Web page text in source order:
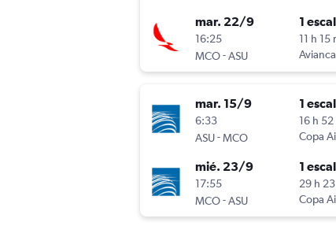
mar. 22/9
16:25
MCO-ASU
1
11 h 15
Avianca
mar. 15/9
6:33
ASU-MCO
1
16 h 52
Copa
mié. 23/9
17:55
MCO-ASU
1
29 h
Copa